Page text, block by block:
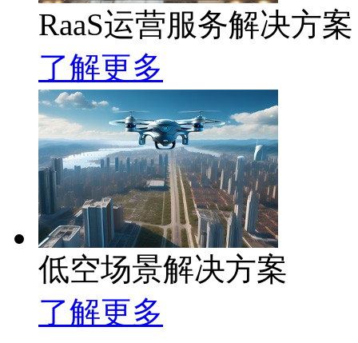
RaaS运营服务解决方案
了解更多
低空场景解决方案
了解更多